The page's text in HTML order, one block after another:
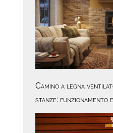
Camino a legna
stanze: funzionamento